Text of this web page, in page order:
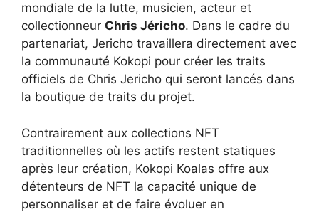
mondiale de la lutte, musicien, acteur et
collectionneur Chris Jéricho. Dans le cadre du
partenariat, Jericho travaillera directement avec
la communauté Kokopi pour créer les traits
officiels de Chris Jericho qui seront lancés dans
la boutique de traits du projet.
Contrairement aux collections NFT
traditionnelles où les actifs restent statiques
après leur création, Kokopi Koalas offre aux
détenteurs de NFT la capacité unique de
personnaliser et de faire évoluer en